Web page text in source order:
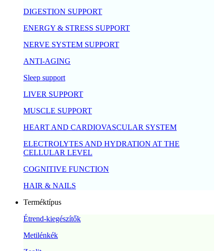
DIGESTION SUPPORT
ENERGY & STRESS SUPPORT
NERVE SYSTEM SUPPORT
ANTI-AGING
Sleep support
LIVER SUPPORT
MUSCLE SUPPORT
HEART AND CARDIOVASCULAR SYSTEM
ELECTROLYTES AND HYDRATION AT THE
CELLULAR LEVEL
COGNITIVE FUNCTION
HAIR & NAILS
Terméktípus
Étrend-kiegészítők
Metilénkék